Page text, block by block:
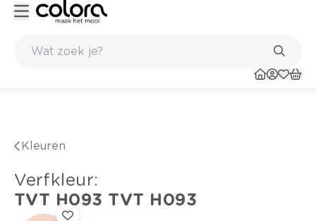
Kleuren
verfkleur:
TVT H093 TVT H093